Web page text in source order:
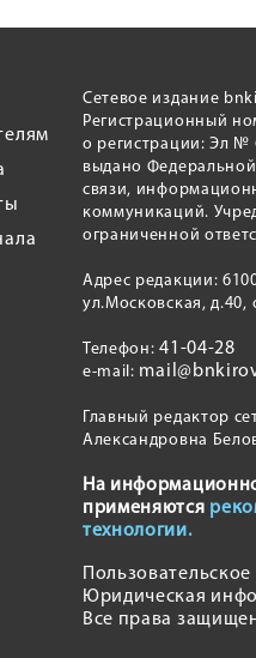
Сетевое издание
Регистрационный
о регистрации: Эл №
выдано
связи,
коммуникаций.
ограниченной
Адрес редакции:
ул.Московская, д.40,
Телефон:41-04-28
e-mail:
Главный редактор
Александровна
На
применяются
технологии.
Юридическая
Все права